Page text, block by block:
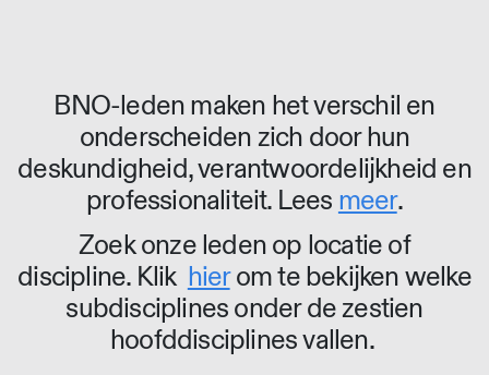
BNO-leden maken het verschil en
onderscheiden zich door hun
deskundigheid, verantwoordelijkheid en
professionaliteit. Lees meer.
Zoek onze leden op locatie of
discipline. Klik hierom te bekijken welke
subdisciplines onder de zestien
hoofddisciplines vallen.